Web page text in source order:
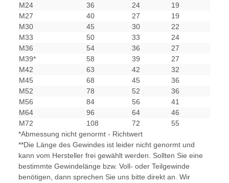
M24
36 24
19
M27
40 27
19
M30
45 30
22
M33
50 33
24
M36
54 36
27
M39*
58 39
27
M42
63 42
32
M45
68 45
36
M52
78 52
36
M56
84 56
41
M64
96 64
46
M72
108 72
55
*Abmessung nicht genormt - Richtwert
**Die Länge des Gewindes ist leider nicht genormt und
kann vom Hersteller frei gewählt werden. Sollten Sie eine
bestimmte Gewindelänge bzw. Voll- oder Teilgewinde
benötigen, dann sprechen Sie uns bitte direkt an. Wir